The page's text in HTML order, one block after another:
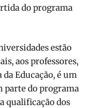
do programa
estão
aos professores,
Educação, é um
parte do programa
qualificação dos